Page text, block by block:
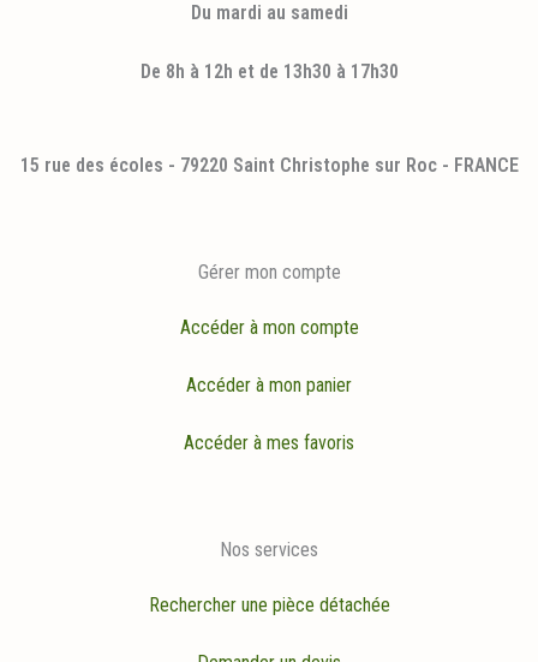
Du mardi au samedi
De 8h à 12h et de 13h30 à 17h30
15 rue des écoles - 79220 Saint Christophe sur Roc - FRANCE
Gérer mon compte
Accéder à mon compte
Accéder à mon panier
Accéder à mes favoris
Nos services
Rechercher une pièce détachée